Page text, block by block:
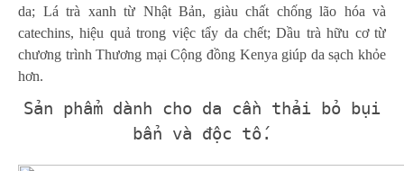
da; Lá trà xanh từ Nhật Bản, giàu chất chống lão hóa và
catechins, hiệu quả trong việc tẩy da chết; Dầu trà hữu cơ từ
chương trình Thương mại Cộng đồng Kenya giúp da sạch khỏe
hơn.
Sản phẩm dành cho da cần thải bỏ bụi
bẩn và độc tố.